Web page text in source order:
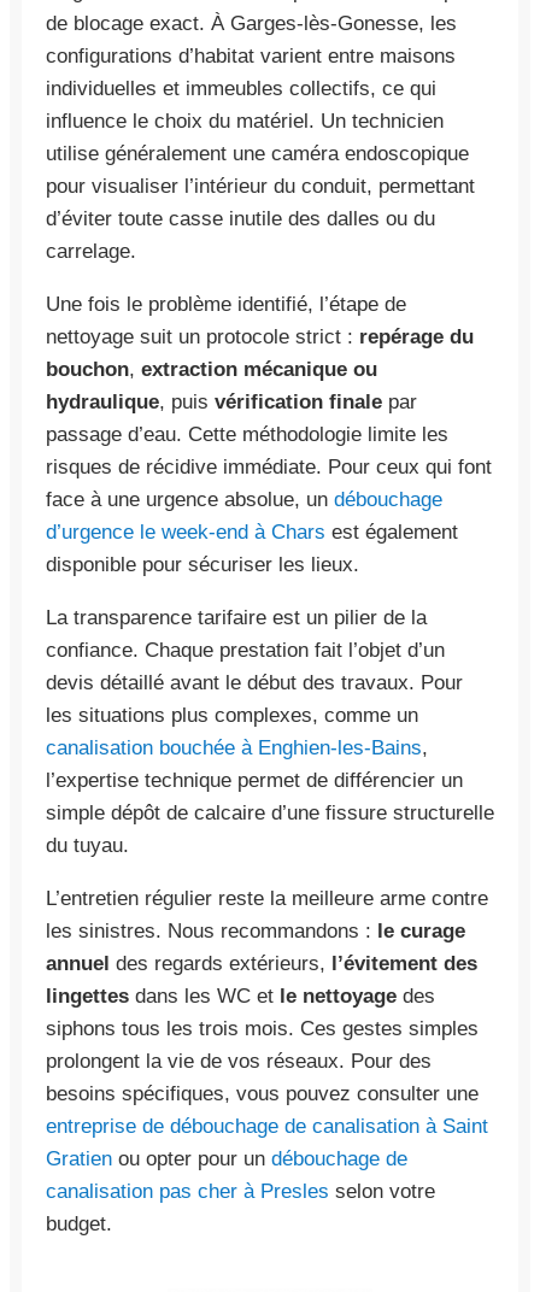
de blocage exact. À Garges-lès-Gonesse, les
configurations d’habitat varient entre maisons
individuelles et immeubles collectifs, ce qui
influence le choix du matériel. Un technicien
utilise généralement une caméra endoscopique
pour visualiser l’intérieur du conduit, permettant
d’éviter toute casse inutile des dalles ou du
carrelage.
Une fois le problème identifié, l’étape de
nettoyage suit un protocole strict : repérage du
bouchon, extraction mécanique ou
hydraulique, puis vérification finale par
passage d’eau. Cette méthodologie limite les
risques de récidive immédiate. Pour ceux qui font
face à une urgence absolue, un débouchage
d’urgence le week-end à Chars est également
disponible pour sécuriser les lieux.
La transparence tarifaire est un pilier de la
confiance. Chaque prestation fait l’objet d’un
devis détaillé avant le début des travaux. Pour
les situations plus complexes, comme un
canalisation bouchée à Enghien-les-Bains,
l’expertise technique permet de différencier un
simple dépôt de calcaire d’une fissure structurelle
du tuyau.
L’entretien régulier reste la meilleure arme contre
les sinistres. Nous recommandons : le curage
annuel des regards extérieurs, l’évitement des
lingettes dans les WC et le nettoyage des
siphons tous les trois mois. Ces gestes simples
prolongent la vie de vos réseaux. Pour des
besoins spécifiques, vous pouvez consulter une
entreprise de débouchage de canalisation à Saint
Gratien ou opter pour un débouchage de
canalisation pas cher à Presles selon votre
budget.